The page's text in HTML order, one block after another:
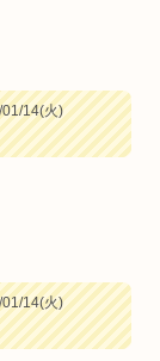
14(火)
14(火)